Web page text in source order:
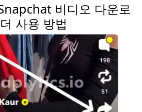
비디오 다운로
더 사용 방법